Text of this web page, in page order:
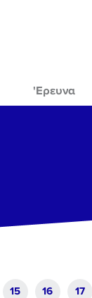
'Ερευνα
15 16 17